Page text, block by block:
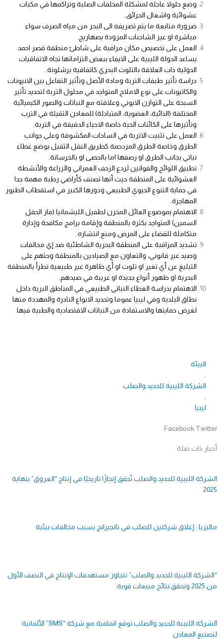
وضع حلولا عاجلة لمشكلة المخلفات الصلبة وتراكمها في مكبات
عشوائية واشعال الحرائق.
ضرورة متابعة ما يتم تصريفه الى البحر من مياه الصرف سواء
مباشرة او عبر الشاحنات المزودة بصهاريج.
العمل على تخصيص مكان مراقبة على شاطئ منطقة قصر احمد
يساعد الدولة الليبية على الايفاء ببعض التزاماتها تجاه الاتفاقيات
الدولية ذات العلاقة بالتلوث البحري كاتفاقية برشلونة.
دراسة تأثير طبقات التربة ومادة الأصل وتأثير التفاعل بين الانيونات
والكاتيونات على نوع الاملاح المتواجد في محلول التربة لتحديد تأثير
السبخة على التوازن الايوني وعلاقته مع النباتات والصور الكيميائية
المختلفة (الذائبة، العضوية، المتبادلة) للمعادن الثقيلة في الترب
وتأثيرها على الكائنات الحية خاصة الاحياء الدقيقة في التربة.
العمل على تثبيت الاتربة في الساحات المكشوفة وعلى جوانب
الطرق وخاصة الطرق المزدحمة كطريق النقل الثقيل بوضع غطاء
نباتي بجانب الطرق او رصفها اما بالحصى او بالخرسانة.
تطبيق اللوائح والقوانين لردع الزحف العمراني والزراعة والأنشطة
العشوائية على المنطقة حيث أنها تصنف كأراضي رطبة مهمة جدا
في حماية التنوع الحيوي الطبيعي ودورها الكبير في استقطاب الطيور
المهاجرة.
الاهتمام بموضوع العائل المخزن لطفيل الليشمانيا (فار الحقل
السمين) المتواجد بكثرة بالمنطقة وإقامة برامج مكافحة وإدارة
متكاملة للقضاء على المرض ومنع انتشاره.
تشديد المراقبة على المنطقة البحرية الشاطئية ضد إي مخالفات
وصيد غير قانوني، والتعاون مع الصيادين بالمنطقة وحثهم على
التبليغ عن أي تغير او تلوث او أي ظاهرة غير طبيعية تطرأ بالمنطقة
البحرية او ظهور أنواع جديدة او غريبة في صيدهم.
الاهتمام بدراسة الغطاء النباتي الطبيعي في المناطق البرية داخل
نطاق البلدية وفي ليبيا عموما وتحديد الانواع النادرة والمهددة منها
لغرض حمايتها والاستفادة من النباتات الاقتصادية والطبية فيها.
البيئة
,
الشركة الليبية للحديد والصلب
,
ليبيا
Twitter
Facebook
أخبار ذات صلة
الشركة الليبية للحديد والصلب تُحقق إنجازًا تاريخيًا في إنتاج “العروق” بنهاية
2025
ماليزيا : إغلاق شركتين للصلب في تانجيرانج بسبب مخالفات بيئية
“الشركة الليبية للحديد والصلب” تتجاوز مستهدفات الإنتاج في النصف الأول
من 2025 وتحقق نتائج مبيعات قوية
الشركة الليبية للحديد والصلب توقع اتفاقية مع شركة “SMS” الألمانية
لتصنيع المعادن